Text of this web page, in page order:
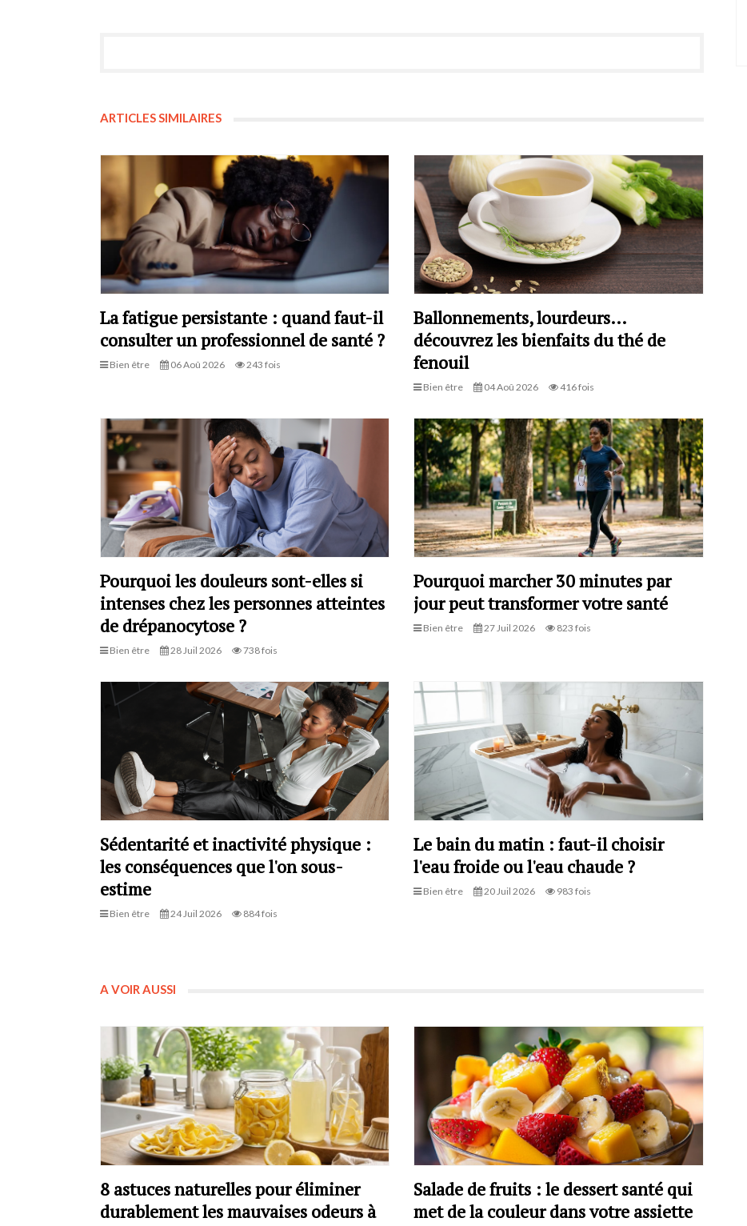
ARTICLES SIMILAIRES
La fatigue persistante : quand faut-il
consulter un professionnel de santé ?
Bien être 06 Aoû 2026 243 fois
Ballonnements, lourdeurs…
découvrez les bienfaits du thé de
fenouil
Bien être 04 Aoû 2026 416 fois
Pourquoi les douleurs sont-elles si
intenses chez les personnes atteintes
de drépanocytose ?
Bien être 28 Juil 2026 738 fois
Pourquoi marcher 30 minutes par
jour peut transformer votre santé
Bien être 27 Juil 2026 823 fois
Sédentarité et inactivité physique :
les conséquences que l'on sous-
estime
Bien être 24 Juil 2026 884 fois
Le bain du matin : faut-il choisir
l'eau froide ou l'eau chaude ?
Bien être 20 Juil 2026 983 fois
A VOIR AUSSI
8 astuces naturelles pour éliminer
durablement les mauvaises odeurs à
Salade de fruits : le dessert santé qui
met de la couleur dans votre assiette